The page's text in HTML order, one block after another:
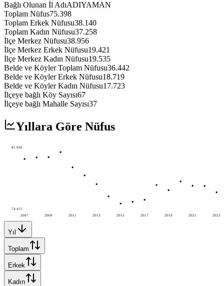
Bağlı Olunan İl AdıADIYAMAN
Toplam Nüfus75.398
Toplam Erkek Nüfusu38.140
Toplam Kadın Nüfusu37.258
İlçe Merkez Nüfusu38.956
İlçe Merkez Erkek Nüfusu19.421
İlçe Merkez Kadın Nüfusu19.535
Belde ve Köyler Toplam Nüfusu36.442
Belde ve Köyler Erkek Nüfusu18.719
Belde ve Köyler Kadın Nüfusu17.723
İlçeye bağlı Köy Sayısı67
İlçeye bağlı Mahalle Sayısı37
Yıllara Göre Nüfus
2007 2009 2011 2013 2015 2017 2019 2021 2023
81.930
74.415
Yıl
Toplam
Erkek
Kadın